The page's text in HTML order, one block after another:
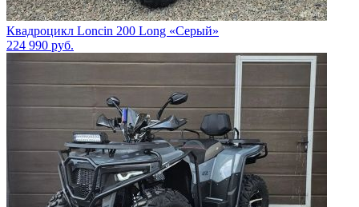
Квадроцикл Loncin 200 Long «Серый»
224 990 руб.